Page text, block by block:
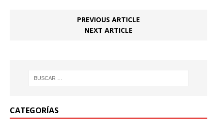
PREVIOUS ARTICLE
NEXT ARTICLE
CATEGORÍAS